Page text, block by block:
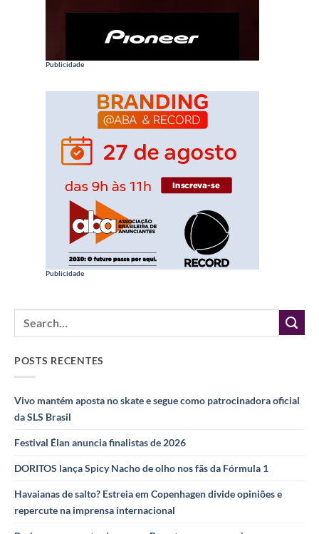
Publicidade
Publicidade
POSTS RECENTES
Vivo mantém aposta no skate e segue como patrocinadora oficial
da SLS Brasil
Festival Élan anuncia finalistas de 2026
DORITOS lança Spicy Nacho de olho nos fãs da Fórmula 1
Havaianas de salto? Estreia em Copenhagen divide opiniões e
repercute na imprensa internacional